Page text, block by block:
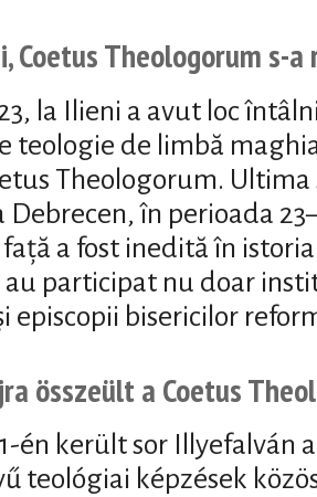
Coetus Theologorum s-
la Ilieni a avut loc
teologie de limbă
Theologorum. Ultima
Debrecen, în perioada
a fost inedită în
au participat nu doar
episcopii bisericilor
összeült a Coetus
én került sor Illyefalván
teológiai képzések